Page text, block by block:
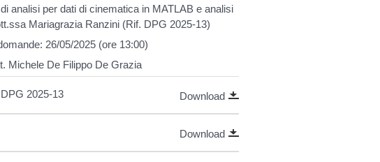
analisi per dati di cinematica in MATLAB e analisi
Mariagrazia Ranzini (Rif. DPG 2025-13)
26/05/2025 (ore 13:00)
Michele De Filippo De Grazia
2025-13 Download
Download